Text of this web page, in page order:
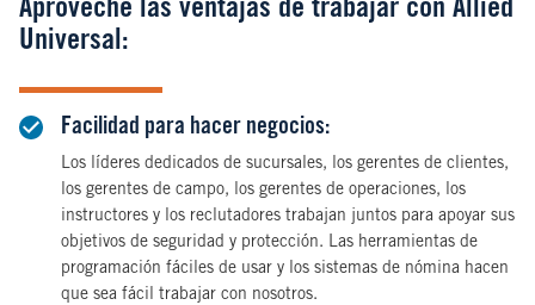
Aproveche las ventajas de trabajar con Allied
Universal:
Facilidad para hacer negocios:
Los líderes dedicados de sucursales, los gerentes de clientes,
los gerentes de campo, los gerentes de operaciones, los
instructores y los reclutadores trabajan juntos para apoyar sus
objetivos de seguridad y protección. Las herramientas de
programación fáciles de usar y los sistemas de nómina hacen
que sea fácil trabajar con nosotros.